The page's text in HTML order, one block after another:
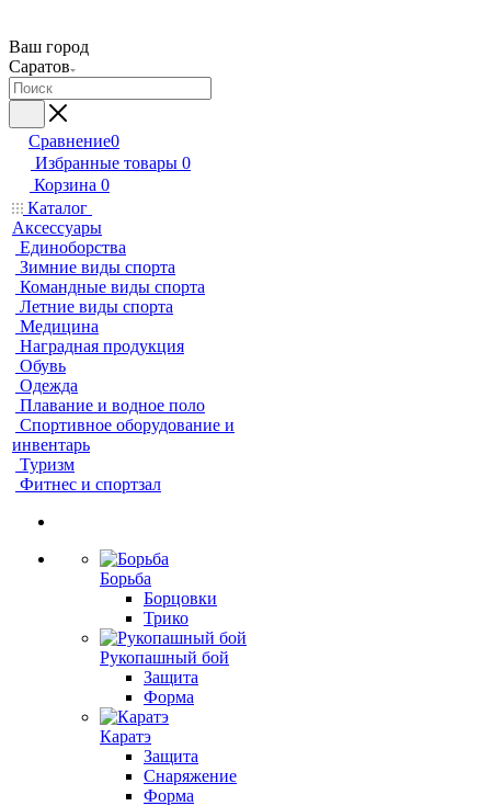
Ваш город
Саратов
Сравнение0
Избранные товары 0
Корзина 0
Каталог
Аксессуары
Единоборства
Зимние виды спорта
Командные виды спорта
Летние виды спорта
Медицина
Наградная продукция
Обувь
Одежда
Плавание и водное поло
Спортивное оборудование и
инвентарь
Туризм
Фитнес и спортзал
Борьба
Борцовки
Трико
Рукопашный бой
Защита
Форма
Каратэ
Защита
Снаряжение
Форма